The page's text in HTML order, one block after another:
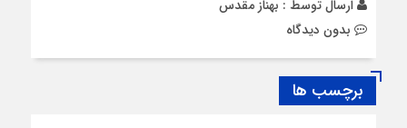
ارسال توسط : بهناز مقدس
بدون دیدگاه
برچسب ها